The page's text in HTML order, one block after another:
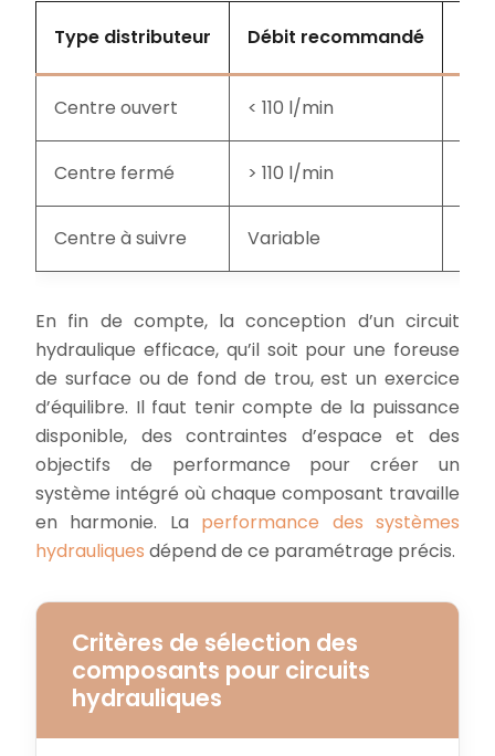
Type distributeur Débit recommandé
Centre ouvert < 110 l/min
Centre fermé > 110 l/min
Centre à suivre Variable
En fin de compte, la conception d’un circuit
hydraulique efficace, qu’il soit pour une foreuse
de surface ou de fond de trou, est un exercice
d’équilibre. Il faut tenir compte de la puissance
disponible, des contraintes d’espace et des
objectifs de performance pour créer un
système intégré où chaque composant travaille
en harmonie. La performance des systèmes
hydrauliques dépend de ce paramétrage précis.
Critères de sélection des
composants pour circuits
hydrauliques